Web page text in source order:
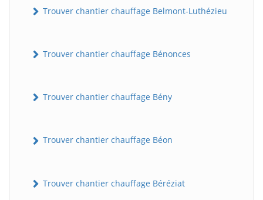
Trouver chantier chauffage Belmont-Luthézieu
Trouver chantier chauffage Bénonces
Trouver chantier chauffage Bény
Trouver chantier chauffage Béon
Trouver chantier chauffage Béréziat